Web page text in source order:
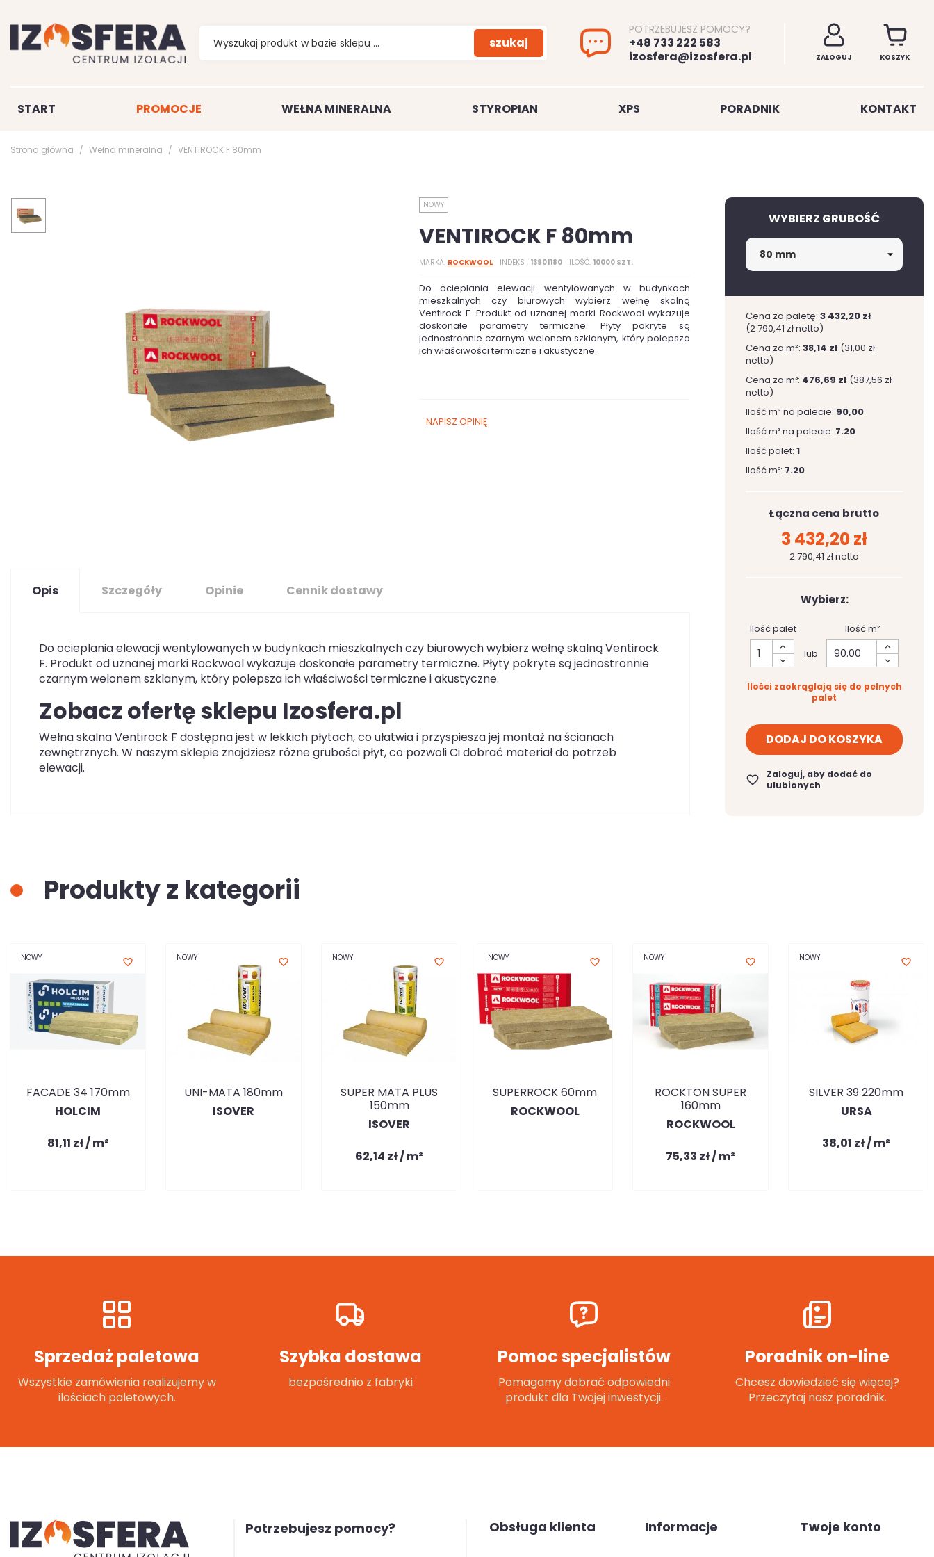
szukaj
POTRZEBUJESZ POMOCY?
+48 733 222 583
izosfera@izosfera.pl
ZALOGUJ KOSZYK
START PROMOCJE WEŁNA MINERALNA STYROPIAN XPS PORADNIK KONTAKT
Strona główna Wełna mineralna VENTIROCK F 80mm
NOWY
VENTIROCK F 80mm
MARKA ROCKWOOL INDEKS 13901180 ILOŚĆ 10000 SZT.
Do ocieplania elewacji wentylowanych w budynkach
mieszkalnych czy biurowych wybierz wełnę skalną
Ventirock F. Produkt od uznanej marki Rockwool wykazuje
doskonałe parametry termiczne. Płyty pokryte są
jednostronnie czarnym welonem szklanym, który polepsza
ich właściwości termiczne i akustyczne.
NAPISZ OPINIĘ
Opis Szczegóły Opinie Cennik dostawy
Do ocieplania elewacji wentylowanych w budynkach mieszkalnych czy biurowych wybierz wełnę skalną Ventirock
F. Produkt od uznanej marki Rockwool wykazuje doskonałe parametry termiczne. Płyty pokryte są jednostronnie
czarnym welonem szklanym, który polepsza ich właściwości termiczne i akustyczne.
Zobacz ofertę sklepu Izosfera.pl
Wełna skalna Ventirock F dostępna jest w lekkich płytach, co ułatwia i przyspiesza jej montaż na ścianach
zewnętrznych. W naszym sklepie znajdziesz różne grubości płyt, co pozwoli Ci dobrać materiał do potrzeb
elewacji.
WYBIERZ GRUBOŚĆ
Cena za paletę: 3 432,20 zł
(2 790,41 zł netto)
Cena za m²: 38,14 zł (31,00 zł
netto)
Cena za m³: 476,69 zł (387,56 zł
netto)
Ilość m² na palecie: 90,00
Ilość m³ na palecie: 7.20
Ilość palet: 1
Ilość m³: 7.20
Łączna cena brutto
3 432,20 zł
2 790,41 zł netto
Wybierz:
Ilość palet
lub
Ilość m²
Ilości zaokrąglają się do pełnych
palet
DODAJ DO KOSZYKA
favorite_border
Zaloguj, aby dodać do
ulubionych
Produkty z kategorii
NOWY favorite_border
FACADE 34 170mm
HOLCIM
81,11 zł / m²
NOWY favorite_border
UNI-MATA 180mm
ISOVER
NOWY favorite_border
SUPER MATA PLUS
150mm
ISOVER
62,14 zł / m²
NOWY favorite_border
SUPERROCK 60mm
ROCKWOOL
NOWY favorite_border
ROCKTON SUPER
160mm
ROCKWOOL
75,33 zł / m²
NOWY favorite_border
SILVER 39 220mm
URSA
38,01 zł / m²
Sprzedaż paletowa
Wszystkie zamówienia realizujemy w
ilościach paletowych.
Szybka dostawa
bezpośrednio z fabryki
Pomoc specjalistów
Pomagamy dobrać odpowiedni
produkt dla Twojej inwestycji.
Poradnik on-line
Chcesz dowiedzieć się więcej?
Przeczytaj nasz poradnik.
Potrzebujesz pomocy? Obsługa klienta Informacje Twoje konto